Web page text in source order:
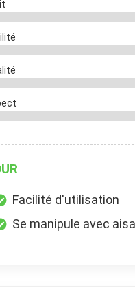
Facilité d'utilisation
Se manipule avec